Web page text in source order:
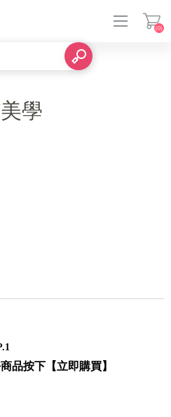
(0)
學
品按下【立即購買】